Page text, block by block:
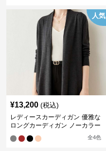
人気
¥13,200 (税込)
レディースカーディガン 優雅な
ロングカーディガン ノーカラー
全4色